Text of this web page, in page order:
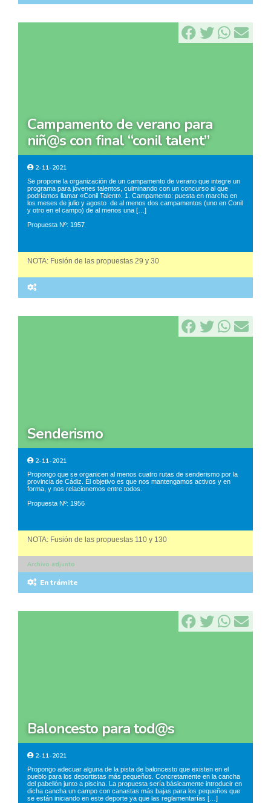
campamento de verano para
niñ@s con final “conil talent”
2-11-2021
Se propone la organización de un campamento de verano que integre un
programa para jóvenes talentos, culminando con un concurso al que
podríamos llamar «Conil Talent». 1. Campamento: puesta en marcha en
los meses de julio y agosto de al menos dos campamentos (uno en Conil
y otro en el campo) de al menos una […]
Propuesta Nº: 1957
NOTA: Fusión de las propuestas 29 y 30
senderismo
2-11-2021
Propongo que se organicen al menos cuatro rutas de senderismo por la
provincia de Cádiz. El objetivo es que nos mantengamos activos y en
forma, y nos relacionemos entre todos.
Propuesta Nº: 1956
NOTA: Fusión de las propuestas 110 y 130
Archivo adjunto
En trámite
baloncesto para tod@s
2-11-2021
Propongo adecuar alguna de la pista de baloncesto que existen en el
pueblo para los deportistas más pequeños. Concretamente en la cancha
del pabellón junto a piscina. La propuesta sería básicamente introducir en
dicha cancha un campo con canastas más bajas para los pequeños que
se están iniciando en este deporte ya que las reglamentarías […]